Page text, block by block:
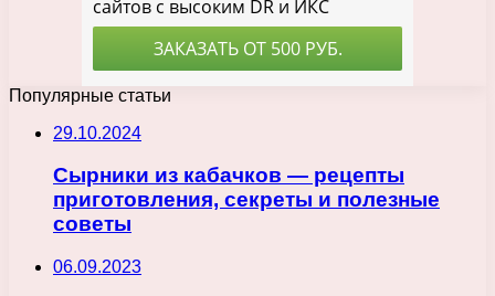
Популярные статьи
29.10.2024
Сырники из кабачков — рецепты
приготовления, секреты и полезные
советы
06.09.2023